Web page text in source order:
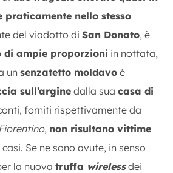
praticamente nello stesso
del viadotto di San Donato, è
di ampie proporzioni in nottata,
un senzatetto moldavo è
sull’argine dalla sua casa di
forniti rispettivamente da
, non risultano vittime
Se ne sono avute, in senso
la nuova truffa wirelessdei